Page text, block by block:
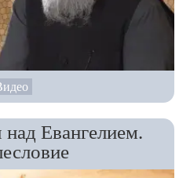
Евангелием.